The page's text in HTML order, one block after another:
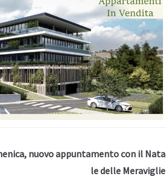
nuovo appuntamento con il Nata
le delle Meraviglie